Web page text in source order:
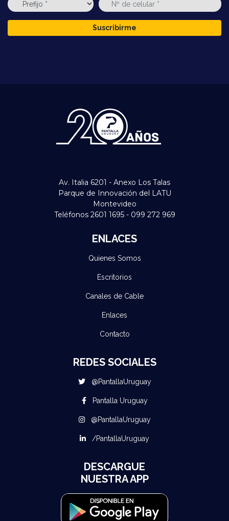
Suscribirme
Av. Italia 6201 - Anexo Los Talas
Parque de Innovación del LATU
Montevideo
Teléfonos 2601 1695 - 099 272 969
ENLACES
Quienes Somos
Escritorios
Canales de Cable
Enlaces
Contacto
REDES SOCIALES
@PantallaUruguay
Pantalla Uruguay
@PantallaUruguay
/PantallaUruguay
DESCARGUE
NUESTRA APP